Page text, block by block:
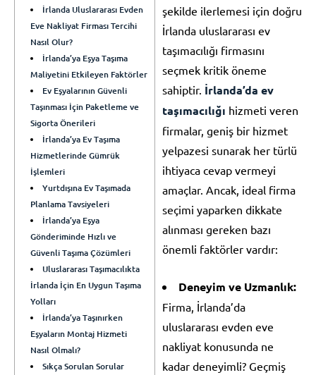
İrlanda Uluslararası Evden
Eve Nakliyat Firması Tercihi
Nasıl Olur?
İrlanda’ya Eşya Taşıma
Maliyetini Etkileyen Faktörler
Ev Eşyalarının Güvenli
Taşınması İçin Paketleme ve
Sigorta Önerileri
İrlanda’ya Ev Taşıma
Hizmetlerinde Gümrük
İşlemleri
Yurtdışına Ev Taşımada
Planlama Tavsiyeleri
İrlanda’ya Eşya
Gönderiminde Hızlı ve
Güvenli Taşıma Çözümleri
Uluslararası Taşımacılıkta
İrlanda İçin En Uygun Taşıma
Yolları
İrlanda’ya Taşınırken
Eşyaların Montaj Hizmeti
Nasıl Olmalı?
Sıkça Sorulan Sorular
şekilde ilerlemesi için doğru
İrlanda uluslararası ev
taşımacılığı firmasını
seçmek kritik öneme
sahiptir. İrlanda’da ev
taşımacılığı hizmeti veren
firmalar, geniş bir hizmet
yelpazesi sunarak her türlü
ihtiyaca cevap vermeyi
amaçlar. Ancak, ideal firma
seçimi yaparken dikkate
alınması gereken bazı
önemli faktörler vardır:
Deneyim ve Uzmanlık:
Firma, İrlanda’da
uluslararası evden eve
nakliyat konusunda ne
kadar deneyimli? Geçmiş